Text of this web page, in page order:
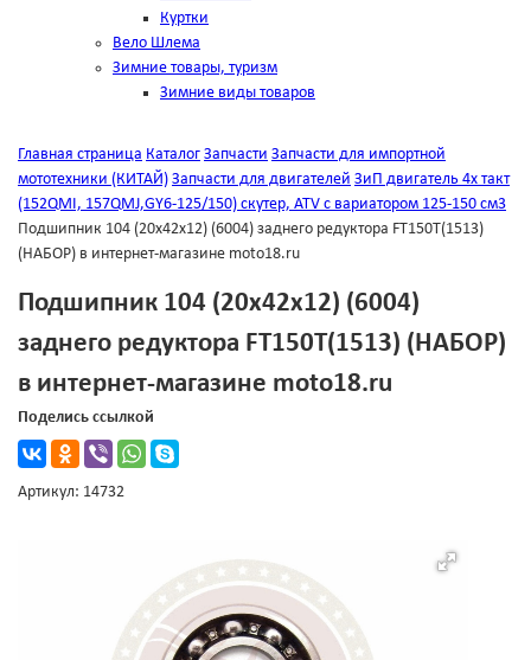
Куртки
Вело Шлема
Зимние товары, туризм
Зимние виды товаров
Главная страница Каталог Запчасти Запчасти для импортной
мототехники (КИТАЙ) Запчасти для двигателей ЗиП двигатель 4х такт
(152QMI, 157QMJ,GY6-125/150) скутер, ATV с вариатором 125-150 см3
Подшипник 104 (20x42x12) (6004) заднего редуктора FT150T(1513)
(НАБОР) в интернет-магазине moto18.ru
Подшипник 104 (20x42x12) (6004)
заднего редуктора FT150T(1513) (НАБОР)
в интернет-магазине moto18.ru
Поделись ссылкой
Артикул: 14732